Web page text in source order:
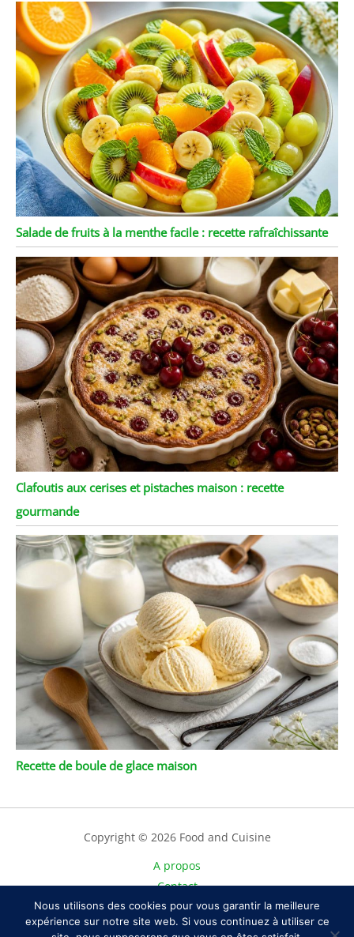
Salade de fruits à la menthe facile : recette rafraîchissante
Clafoutis aux cerises et pistaches maison : recette
gourmande
Recette de boule de glace maison
Copyright © 2026 Food and Cuisine
A propos
Contact
Plan du site
Mentions légales
Nous utilisons des cookies pour vous garantir la meilleure
expérience sur notre site web. Si vous continuez à utiliser ce